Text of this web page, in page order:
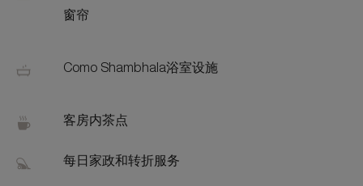
窗帘
Como Shambhala浴室设施
客房内茶点
每日家政和转折服务